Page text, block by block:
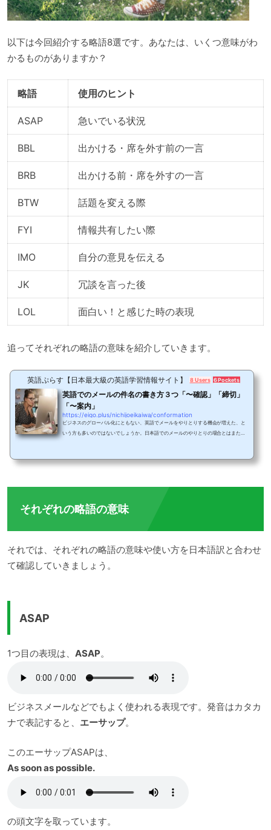
以下は今回紹介する略語8選です。あなたは、いくつ意味がわ
かるものがありますか？
略語 使用のヒント
ASAP 急いでいる状況
BBL 出かける・席を外す前の一言
BRB 出かける前・席を外すの一言
BTW 話題を変える際
FYI 情報共有したい際
IMO 自分の意見を伝える
JK 冗談を言った後
LOL 面白い！と感じた時の表現
追ってそれぞれの略語の意味を紹介していきます。
英語ぷらす【日本最大級の英語学習情報サイト】 8 Users 6 Pockets
英語でのメールの件名の書き方３つ「〜確認」「締切」
「〜案内」
https://eigo.plus/nichijoeikaiwa/conformation
ビジネスのグローバル化にともない、英語でメールをやりとりする機会が増えた、と
いう方も多いのではないでしょうか。日本語でのメールのやりとりの場合とはまた異
メールについて例文をあげてみます。5月9日のスケジュール確認の件。Schedule co
それぞれの略語の意味
それでは、それぞれの略語の意味や使い方を日本語訳と合わせ
て確認していきましょう。
ASAP
1つ目の表現は、 ASAP。
ビジネスメールなどでもよく使われる表現です。発音はカタカ
ナで表記すると、 エーサップ。
このエーサップASAPは、
As soon as possible.
の頭文字を取っています。